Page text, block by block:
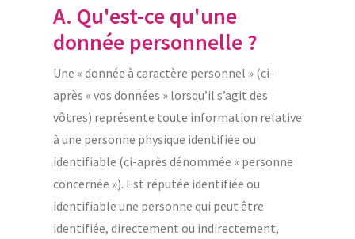
A. Qu'est-ce qu'une
donnée personnelle ?
Une « donnée à caractère personnel » (ci-
après « vos données » lorsqu’il s’agit des
vôtres) représente toute information relative
à une personne physique identifiée ou
identifiable (ci-après dénommée « personne
concernée »). Est réputée identifiée ou
identifiable une personne qui peut être
identifiée, directement ou indirectement,